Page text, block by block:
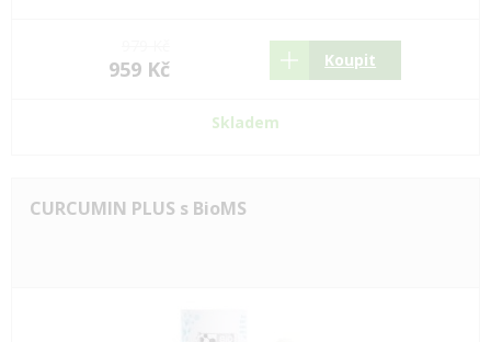
959 Kč Koupit
Skladem
CURCUMIN PLUS s BioMS